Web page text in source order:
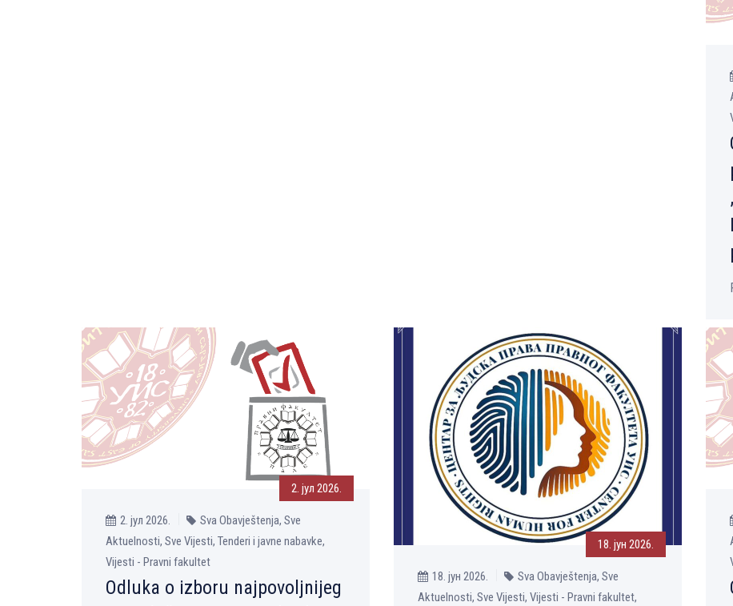
2. јул 2026.
2. јул 2026.
Sva Obavještenja, Sve
Aktuelnosti, Sve Vijesti, Tenderi i javne nabavke,
Vijesti - Pravni fakultet
Odluka o izboru najpovoljnijeg
18. јун 2026.
18. јун 2026.
Sva Obavještenja, Sve
Aktuelnosti, Sve Vijesti, Vijesti - Pravni fakultet,